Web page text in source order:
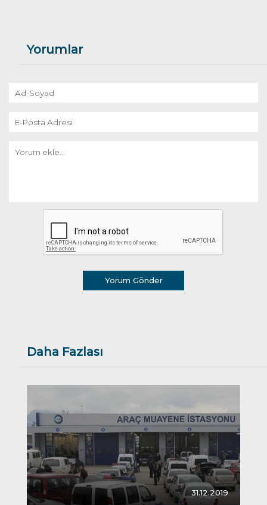
Yorumlar
Yorum Gönder
Daha Fazlası
31.12.2019